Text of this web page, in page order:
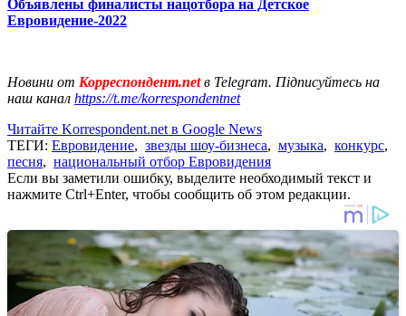
Объявлены финалисты нацотбора на Детское
Евровидение-2022
Новини от Корреспондент.netв Telegram. Підписуйтесь на
наш канал https://t.me/korrespondentnet
Читайте Korrespondent.net в Google News
ТЕГИ: Евровидение, звезды шоу-бизнеса, музыка, конкурс,
песня, национальный отбор Евровидения
Если вы заметили ошибку, выделите необходимый текст и
нажмите Ctrl+Enter, чтобы сообщить об этом редакции.